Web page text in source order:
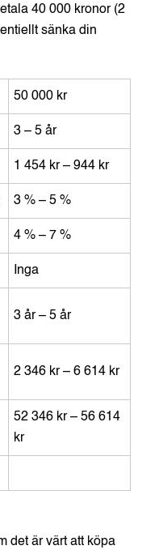
40 000 kronor (2
sänka din
50 000 kr
3 – 5 år
1 454 kr – 944 kr
3 % – 5 %
4 % – 7 %
Inga
3 år – 5 år
2 346 kr – 6 614 kr
52 346 kr – 56 614
kr
det är värt att köpa